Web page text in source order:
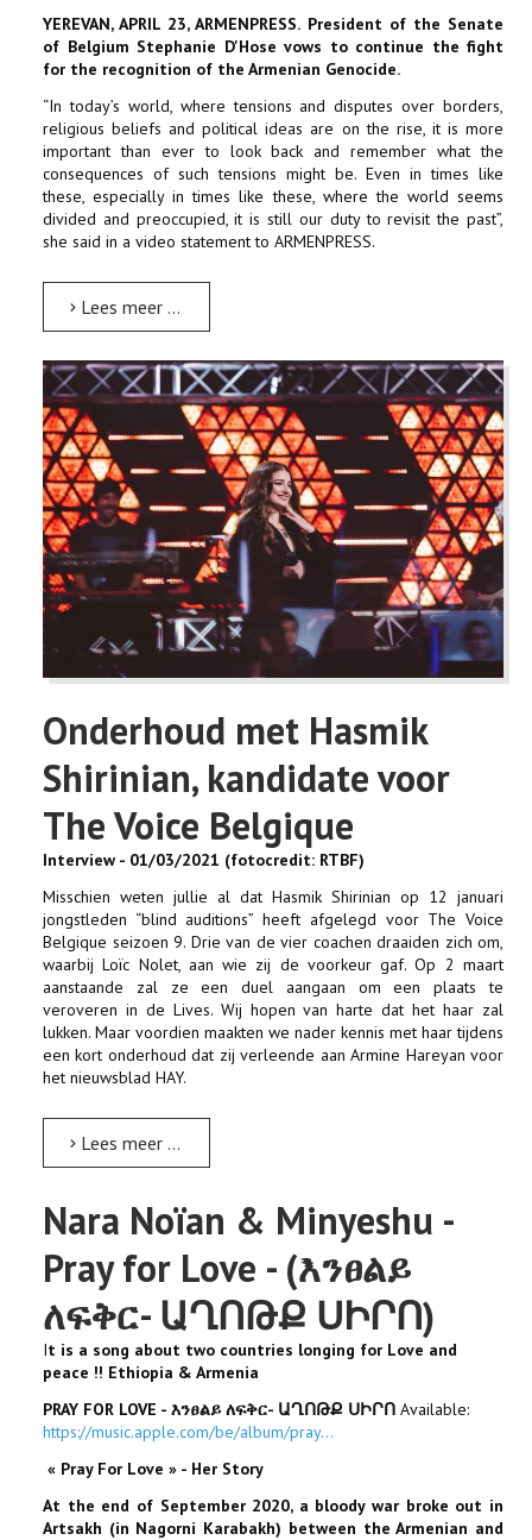
YEREVAN, APRIL 23, ARMENPRESS. President of the Senate
of Belgium Stephanie D'Hose vows to continue the fight
for the recognition of the Armenian Genocide.
“In today’s world, where tensions and disputes over borders,
religious beliefs and political ideas are on the rise, it is more
important than ever to look back and remember what the
consequences of such tensions might be. Even in times like
these, especially in times like these, where the world seems
divided and preoccupied, it is still our duty to revisit the past”,
she said in a video statement to ARMENPRESS.
Lees meer …
Onderhoud met Hasmik
Shirinian, kandidate voor
The Voice Belgique
Interview - 01/03/2021 (fotocredit: RTBF)
Misschien weten jullie al dat Hasmik Shirinian op 12 januari
jongstleden “blind auditions” heeft afgelegd voor The Voice
Belgique seizoen 9. Drie van de vier coachen draaiden zich om,
waarbij Loïc Nolet, aan wie zij de voorkeur gaf. Op 2 maart
aanstaande zal ze een duel aangaan om een plaats te
veroveren in de Lives. Wij hopen van harte dat het haar zal
lukken. Maar voordien maakten we nader kennis met haar tijdens
een kort onderhoud dat zij verleende aan Armine Hareyan voor
het nieuwsblad HAY.
Lees meer …
Nara Noïan & Minyeshu -
Pray for Love - (እንፀልይ
ለፍቅር- ԱՂՈԹՔ ՍԻՐՈ)
It is a song about two countries longing for Love and
peace !! Ethiopia & Armenia
PRAY FOR LOVE - እንፀልይ ለፍቅር- ԱՂՈԹՔ ՍԻՐՈ Available:
https://music.apple.com/be/album/pray...
« Pray For Love » - Her Story
At the end of September 2020, a bloody war broke out in
Artsakh (in Nagorni Karabakh) between the Armenian and